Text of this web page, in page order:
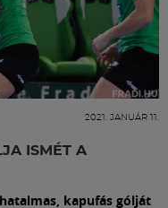
2021. JANUÁR 11.
ISMÉT A
kapufás gólját